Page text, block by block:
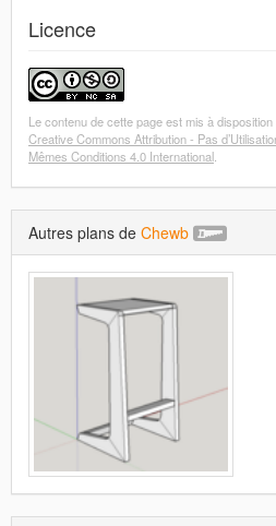
Licence
Le contenu de cette page est mis à
Creative Commons Attribution - Pas
Mêmes Conditions 4.0 International
Autres plans de Chewb